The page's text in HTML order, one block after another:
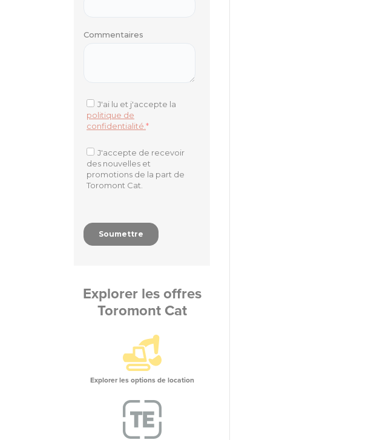
Explorer les offres
Toromont Cat
Explorer les options de location